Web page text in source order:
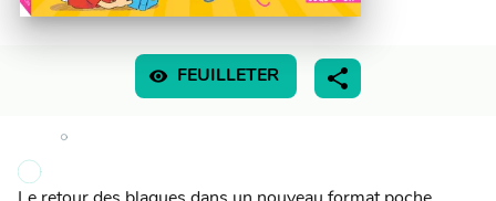
visibility FEUILLETER